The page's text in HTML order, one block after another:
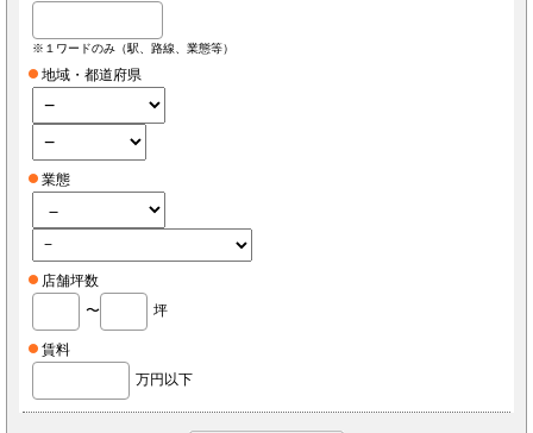
※１ワードのみ（駅、路線、業態等）
地域・都道府県
業態
店舗坪数
〜
坪
賃料
万円以下